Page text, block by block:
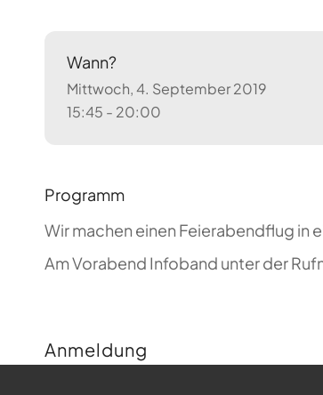
Wann?
Mittwoch, 4. September 2019
15:45 - 20:00
Programm
Wir machen einen Feierabendflug in
Am Vorabend Infoband unter der
Anmeldung